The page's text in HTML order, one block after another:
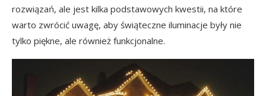
rozwiązań, ale jest kilka podstawowych kwestii, na które
warto zwrócić uwagę, aby świąteczne iluminacje były nie
tylko piękne, ale również funkcjonalne.